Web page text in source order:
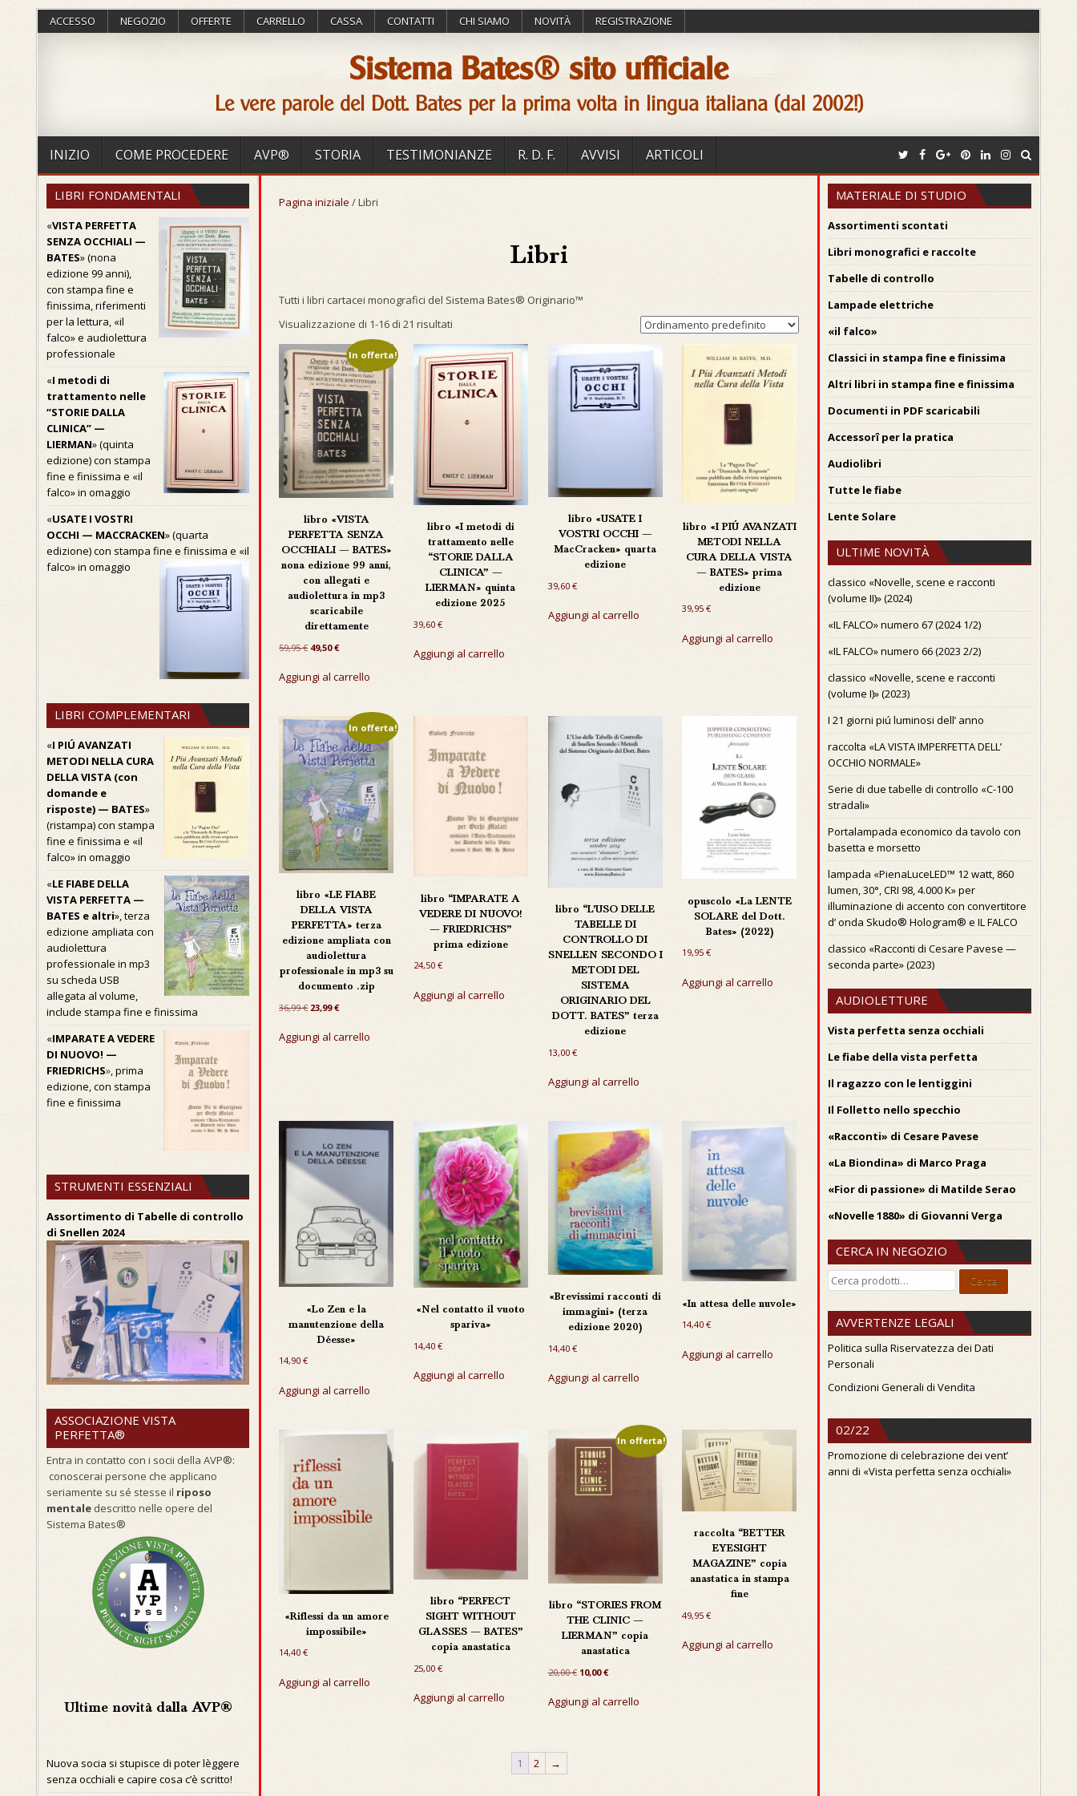
ACCESSO NEGOZIO OFFERTE CARRELLO CASSA CONTATTI CHI SIAMO NOVITÀ REGISTRAZIONE
Sistema Bates® sito ufficiale
Le vere parole del Dott. Bates per la prima volta in lingua italiana (dal 2002!)
INIZIO COME PROCEDERE AVP® STORIA TESTIMONIANZE R. D. F. AVVISI ARTICOLI
Pagina iniziale / Libri
Libri
Tutti i libri cartacei monografici del Sistema Bates® Originario™
Visualizzazione di 1-16 di 21 risultati
In offerta!
libro «VISTA
PERFETTA SENZA
OCCHIALI — BATES»
nona edizione 99 anni,
con allegati e
audiolettura in mp3
scaricabile
direttamente
59,95€ Il
originale
era:
49,50€Il
attuale
Aggiungi al carrello
libro «I metodi di
trattamento nelle
“STORIE DALLA
CLINICA” —
LIERMAN» quinta
edizione 2025
39,60 €
Aggiungi al carrello
libro «USATE I
VOSTRI OCCHI —
MacCracken» quarta
edizione
39,60 €
Aggiungi al carrello
libro «I PIÚ AVANZATI
METODI NELLA
CURA DELLA VISTA
— BATES» prima
edizione
39,95€
Aggiungi al carrello
In offerta!
libro «LE FIABE
DELLA VISTA
PERFETTA» terza
edizione ampliata con
audiolettura
professionale in mp3 su
documento .zip
36,99€ Il
originale
era:
23,99€Il
attuale
Aggiungi al carrello
libro “IMPARATE A
VEDERE DI NUOVO!
— FRIEDRICHS”
prima edizione
24,50 €
Aggiungi al carrello
libro “L’USO DELLE
TABELLE DI
CONTROLLO DI
SNELLEN SECONDO I
METODI DEL
SISTEMA
ORIGINARIO DEL
DOTT. BATES” terza
edizione
13,00 €
Aggiungi al carrello
opuscolo «La LENTE
SOLARE del Dott.
Bates» (2022)
19,95€
Aggiungi al carrello
«Lo Zen e la
manutenzione della
Déesse»
14,90€
Aggiungi al carrello
«Nel contatto il vuoto
spariva»
14,40 €
Aggiungi al carrello
«Brevissimi racconti di
immagini» (terza
edizione 2020)
14,40 €
Aggiungi al carrello
«In attesa delle nuvole»
14,40€
Aggiungi al carrello
«Riflessi da un amore
impossibile»
14,40€
Aggiungi al carrello
libro “PERFECT
SIGHT WITHOUT
GLASSES — BATES”
copia anastatica
25,00 €
Aggiungi al carrello
In offerta!
libro “STORIES FROM
THE CLINIC —
LIERMAN” copia
anastatica
20,00€ Il
originale
10,00€Il
attuale
Aggiungi al carrello
raccolta “BETTER
EYESIGHT
MAGAZINE” copia
anastatica in stampa
fine
49,95€
Aggiungi al carrello
1 2 →
LIBRI FONDAMENTALI
«VISTA PERFETTA
SENZA OCCHIALI —
BATES» (nona
edizione 99 anni),
con stampa fine e
finissima, riferimenti
per la lettura, «il
falco» e audiolettura
professionale
«I metodi di
trattamento nelle
“STORIE DALLA
CLINICA” —
LIERMAN» (quinta
edizione) con stampa
fine e finissima e «il
falco» in omaggio
«USATE I VOSTRI
OCCHI — MACCRACKEN» (quarta
edizione) con stampa fine e finissima e «il
falco» in omaggio
LIBRI COMPLEMENTARI
«I PIÚ AVANZATI
METODI NELLA CURA
DELLA VISTA (con
domande e
risposte) — BATES»
(ristampa) con stampa
fine e finissima e «il
falco» in omaggio
«LE FIABE DELLA
VISTA PERFETTA —
BATES e altri», terza
edizione ampliata con
audiolettura
professionale in mp3
su scheda USB
allegata al volume,
include stampa fine e finissima
«IMPARATE A VEDERE
DI NUOVO! —
FRIEDRICHS», prima
edizione, con stampa
fine e finissima
STRUMENTI ESSENZIALI
Assortimento di Tabelle di controllo
di Snellen 2024
ASSOCIAZIONE VISTA
PERFETTA®
Entra in contatto con i socii della AVP®:
conoscerai persone che applicano
seriamente su sé stesse il riposo
mentaledescritto nelle opere del
Sistema Bates®
Ultime novità dalla AVP®
Nuova socia si stupisce di poter lèggere
senza occhiali e capire cosa c’è scritto!
MATERIALE DI STUDIO
Assortimenti scontati
Libri monografici e raccolte
Tabelle di controllo
Lampade elettriche
«il falco»
Classici in stampa fine e finissima
Altri libri in stampa fine e finissima
Documenti in PDF scaricabili
Accessorî per la pratica
Audiolibri
Tutte le fiabe
Lente Solare
ULTIME NOVITÀ
classico «Novelle, scene e racconti
(volume II)» (2024)
«IL FALCO» numero 67 (2024 1/2)
«IL FALCO» numero 66 (2023 2/2)
classico «Novelle, scene e racconti
(volume I)» (2023)
I 21 giorni piú luminosi dell’ anno
raccolta «LA VISTA IMPERFETTA DELL’
OCCHIO NORMALE»
Serie di due tabelle di controllo «C-100
stradali»
Portalampada economico da tavolo con
basetta e morsetto
lampada «PienaLuceLED™ 12 watt, 860
lumen, 30°, CRI 98, 4.000 K» per
illuminazione di accento con convertitore
d’ onda Skudo® Hologram® e IL FALCO
classico «Racconti di Cesare Pavese —
seconda parte» (2023)
AUDIOLETTURE
Vista perfetta senza occhiali
Le fiabe della vista perfetta
Il ragazzo con le lentiggini
Il Folletto nello specchio
«Racconti» di Cesare Pavese
«La Biondina» di Marco Praga
«Fior di passione» di Matilde Serao
«Novelle 1880» di Giovanni Verga
CERCA IN NEGOZIO
Cerca: Cerca
AVVERTENZE LEGALI
Politica sulla Riservatezza dei Dati
Personali
Condizioni Generali di Vendita
02/22
Promozione di celebrazione dei vent’
anni di «Vista perfetta senza occhiali»